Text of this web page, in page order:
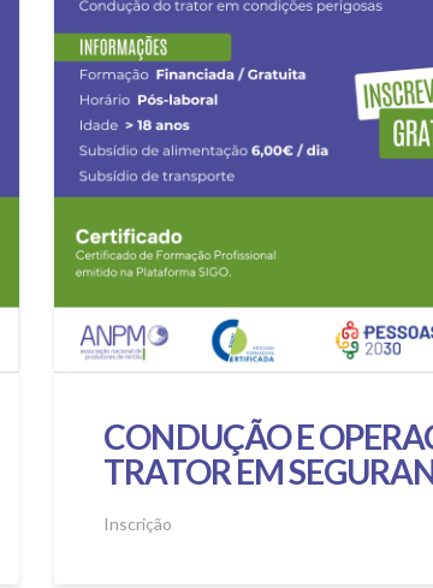
CONDUÇÃO E
TRATOR EM
Inscrição